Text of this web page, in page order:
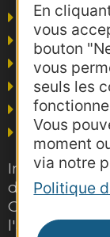
En
vous
bouton
vous
seuls les
Vous
moment
via notre
Politique
Agence
Presse
Grand
Inscrivez-
Occitanie
l'actualité du